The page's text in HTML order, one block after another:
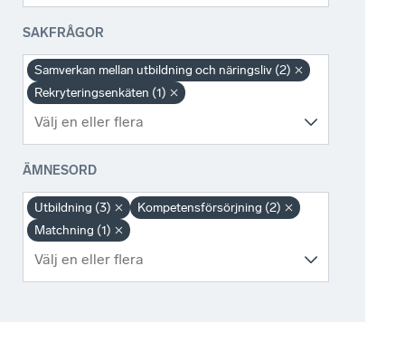
SAKFRÅGOR
Samverkan mellan utbildning och näringsliv (2)
Rekryteringsenkäten (1)
ÄMNESORD
Utbildning (3)
Kompetensförsörjning (2)
Matchning (1)